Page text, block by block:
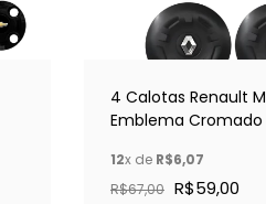
4 Calotas Renault
Emblema Cromado
12x de R$6,07
R$67,00 R$59,00